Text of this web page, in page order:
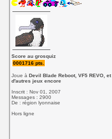
Score au grosquiz
0001716 pts.
Joue àDevil Blade Reboot, VF5 REVO, et
d'autres jeux encore
Inscrit : Nov 01, 2007
Messages : 2900
De : région lyonnaise
Hors ligne